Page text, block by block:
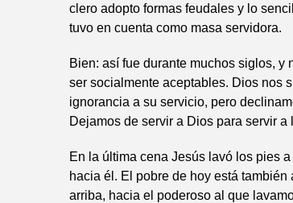
clero adopto formas feudales y lo
tuvo en cuenta como masa servidora.
Bien: así fue durante muchos siglos, y
ser socialmente aceptables. Dios nos
ignorancia a su servicio, pero
Dejamos de servir a Dios para servir a
En la última cena Jesús lavó los pies
hacia él. El pobre de hoy está
arriba, hacia el poderoso al que